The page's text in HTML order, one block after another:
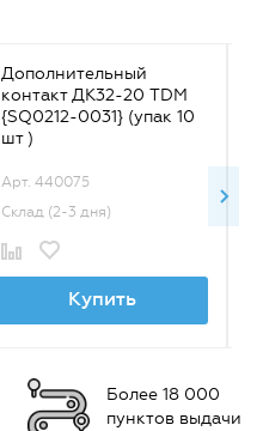
Дополнительный
контакт ДК32-20 TDM
{SQ0212-0031} (упак 10
шт )
Арт. 440075
Склад (2-3 дня)
Купить
Более 18 000
пунктов выдачи